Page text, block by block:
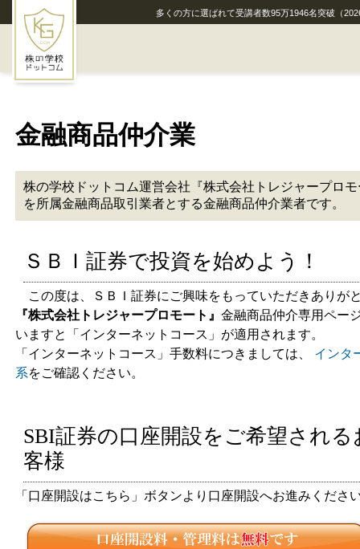
多くの方に選ばれて受講者数95万1946名突破 （
株の学校ドットコムとは
通学講座
金融商品仲介業
セミナー開催履歴
メディア実績
よくあるお問い合わせ
金融商品仲介業
株の学校ドットコム運営会社『株式会社トレジャープロ
を所属金融商品取引業者とする金融商品仲介業者です。
ＳＢＩ証券で投資を始めよう！
この度は、ＳＢＩ証券にご興味をもっていただきありが
『株式会社トレジャープロモート』金融商品仲介専用ペー
いますと「インターネットコース」が適用されます。
「インターネットコース」手数料につきましては、
インタ
系をご確認ください。
SBI証券の口座開設をご希望される
客様
「口座開設はこちら」ボタンより口座開設へお進みくださ